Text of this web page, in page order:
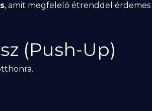
, amit megfelelő étrenddel
(Push-Up)